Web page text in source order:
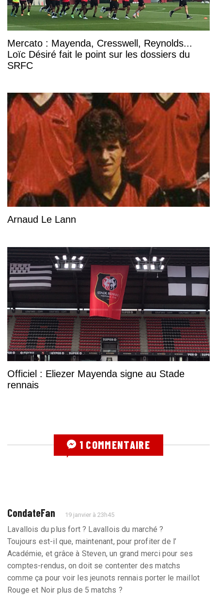
Mercato : Mayenda, Cresswell, Reynolds...
Loïc Désiré fait le point sur les dossiers du
SRFC
Arnaud Le Lann
Officiel : Eliezer Mayenda signe au Stade
rennais
1 COMMENTAIRE
CondateFan 19 janvier à 23h45
Lavallois du plus fort ? Lavallois du marché ?
Toujours est-il que, maintenant, pour profiter de l’
Académie, et grâce à Steven, un grand merci pour ses
comptes-rendus, on doit se contenter des matchs
comme ça pour voir les jeunots rennais porter le maillot
Rouge et Noir plus de 5 matchs ?